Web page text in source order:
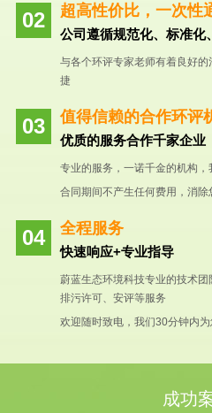
超高性价比，一次性
公司遵循规范化、标准化
与各个环评专家老师有着良好
捷
值得信赖的合作环评
优质的服务合作千家企业
专业的服务，一诺千金的机构
合同期间不产生任何费用，消除
全程服务
快速响应+专业指导
蔚蓝生态环境科技专业的技术团
排污许可、安评等服务
欢迎随时致电，我们30分钟内
成功